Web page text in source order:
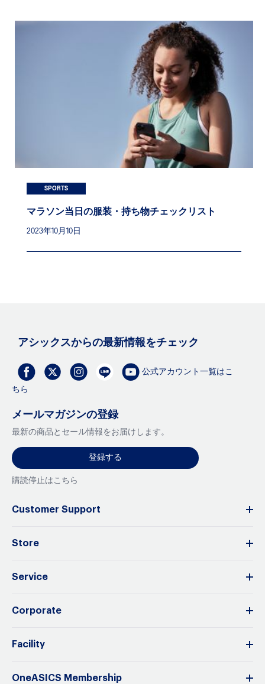
SPORTS
マラソン当日の服装・持ち物チェックリスト
2023年10月10日
アシックスからの最新情報をチェック
公式アカウント一覧はこ
ちら
メールマガジンの登録
最新の商品とセール情報をお届けします。
登録する
購読停止はこちら
Customer Support
Store
Service
Corporate
Facility
OneASICS Membership